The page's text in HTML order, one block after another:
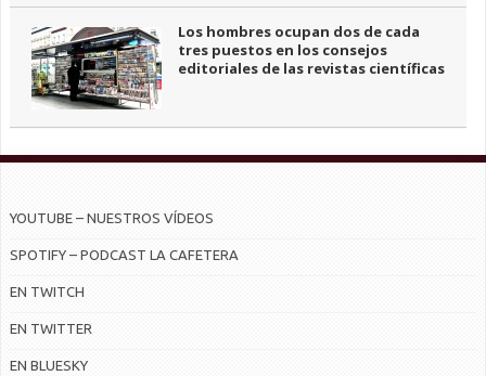
Los hombres ocupan dos de cada
tres puestos en los consejos
editoriales de las revistas científicas
YOUTUBE – NUESTROS VÍDEOS
SPOTIFY – PODCAST LA CAFETERA
EN TWITCH
EN TWITTER
EN BLUESKY